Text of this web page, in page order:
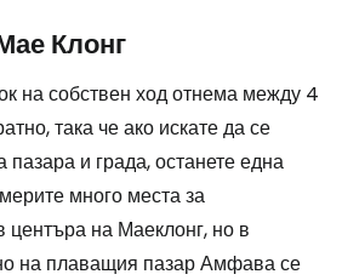
Клонг
на собствен ход отнема между 4
така че ако искате да се
пазара и града, останете една
много места за
центъра на Маеклонг, но в
на плаващия пазар Амфава се